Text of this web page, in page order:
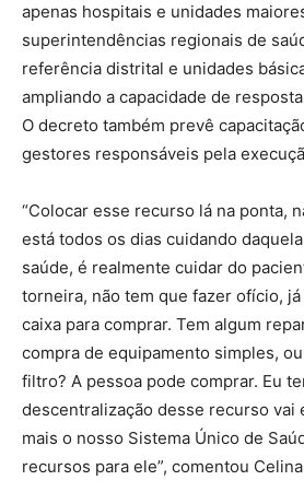
apenas hospitais e unidades
superintendências regionais de
referência distrital e unidades
ampliando a capacidade de
O decreto também prevê
gestores responsáveis pela
“Colocar esse recurso lá na ponta,
está todos os dias cuidando
saúde, é realmente cuidar do
torneira, não tem que fazer ofício,
caixa para comprar. Tem algum
compra de equipamento simples,
filtro? A pessoa pode comprar. Eu
descentralização desse recurso vai
mais o nosso Sistema Único de
recursos para ele”, comentou